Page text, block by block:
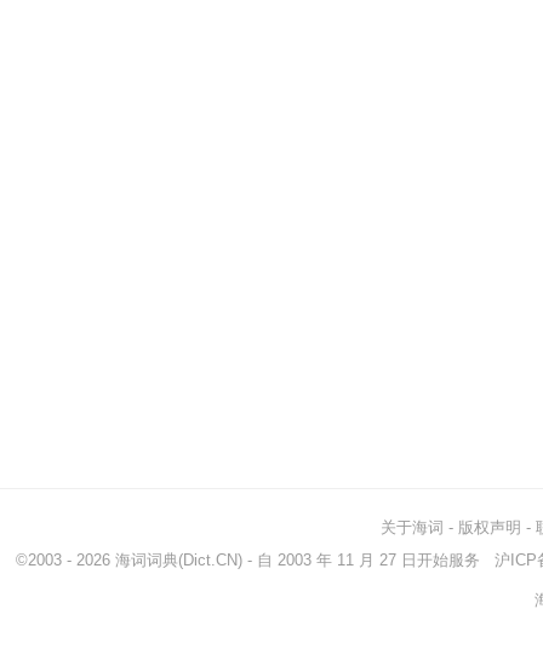
关于海词 - 版权声明 -
©2003 - 2026 海词词典(Dict.CN) - 自 2003 年 11 月 27 日开始服务 沪ICP